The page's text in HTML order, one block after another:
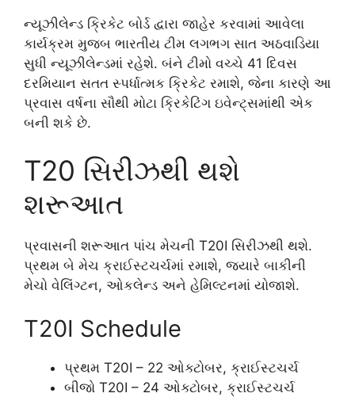
ન્યૂઝીલેન્ડ ક્રિકેટ બોર્ડ દ્વારા જાહેર કરવામાં આવેલા
કાર્યક્રમ મુજબ ભારતીય ટીમ લગભગ સાત અઠવાડિયા
સુધી ન્યૂઝીલેન્ડમાં રહેશે. બંને ટીમો વચ્ચે 41 દિવસ
દરમિયાન સતત સ્પર્ધાત્મક ક્રિકેટ રમાશે, જેના કારણે આ
પ્રવાસ વર્ષના સૌથી મોટા ક્રિકેટિંગ ઇવેન્ટ્સમાંથી એક
બની શકે છે.
T20 સિરીઝથી થશે
શરૂઆત
પ્રવાસની શરૂઆત પાંચ મેચની T20I સિરીઝથી થશે.
પ્રથમ બે મેચ ક્રાઈસ્ટચર્ચમાં રમાશે, જ્યારે બાકીની
મેચો વેલિંગ્ટન, ઓકલેન્ડ અને હેમિલ્ટનમાં યોજાશે.
T20I Schedule
પ્રથમ T20I – 22 ઓક્ટોબર, ક્રાઈસ્ટચર્ચ
બીજો T20I – 24 ઓક્ટોબર, ક્રાઈસ્ટચર્ચ